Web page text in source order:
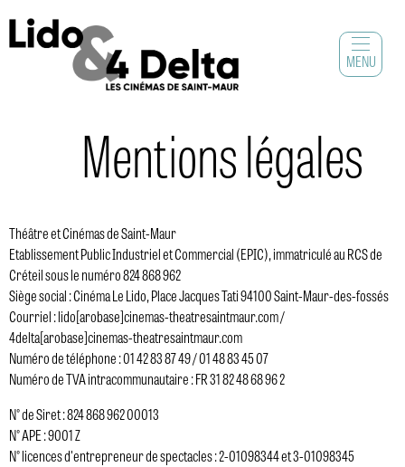
MENU
Mentions légales
Théâtre et Cinémas de Saint-Maur
Etablissement Public Industriel et Commercial (EPIC), immatriculé au RCS de
Créteil sous le numéro 824 868 962
Siège social : Cinéma Le Lido, Place Jacques Tati 94100 Saint-Maur-des-fossés
Courriel : lido[arobase]cinemas-theatresaintmaur.com /
4delta[arobase]cinemas-theatresaintmaur.com
Numéro de téléphone : 01 42 83 87 49 / 01 48 83 45 07
Numéro de TVA intracommunautaire : FR 31 82 48 68 96 2
N° de Siret : 824 868 962 00013
N° APE : 9001 Z
N° licences d'entrepreneur de spectacles : 2-01098344 et 3-01098345